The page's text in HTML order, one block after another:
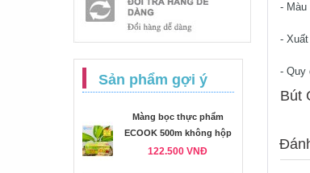
Sản phẩm gợi ý
Màng bọc thực phẩm
ECOOK 500m không hộp
122.500 VNĐ
- Màu
-
- Quy
Bút